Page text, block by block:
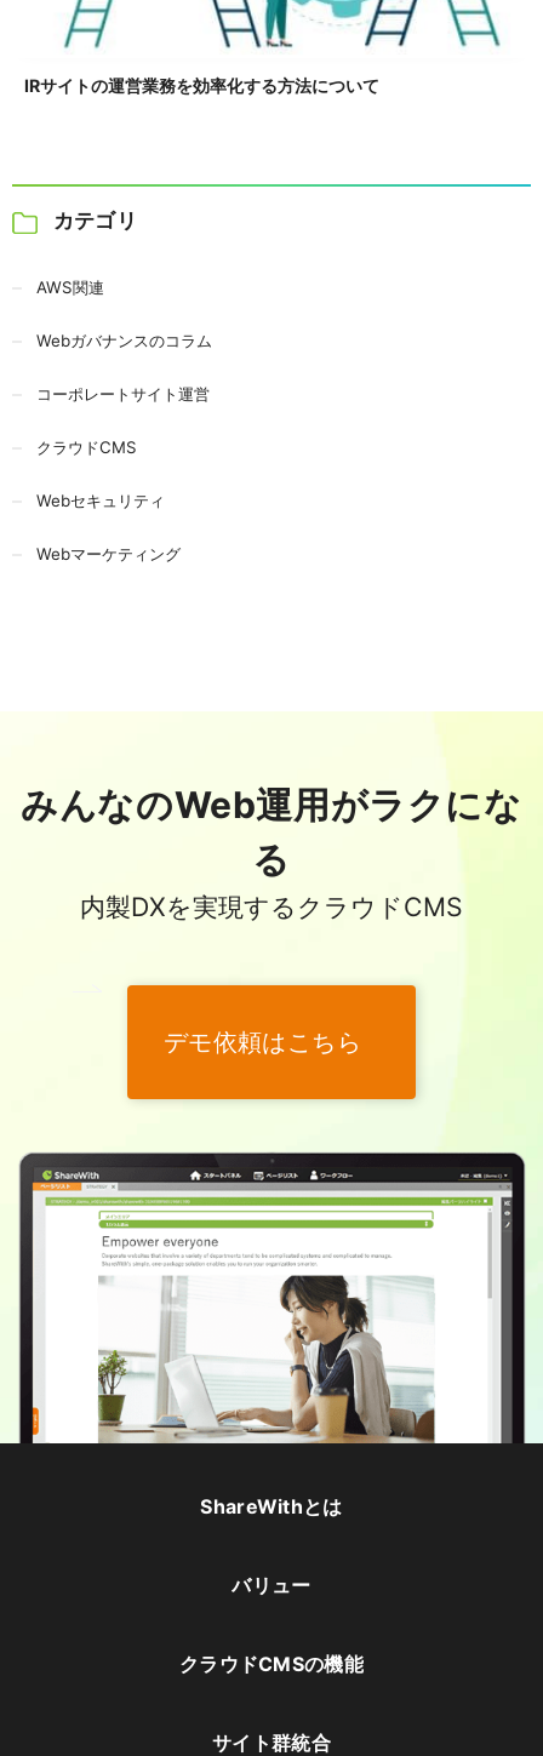
IRサイトの運営業務を効率化する方法について
カテゴリ
AWS関連
Webガバナンスのコラム
コーポレートサイト運営
クラウドCMS
Webセキュリティ
Webマーケティング
みんなのWeb運用がラクにな
る
内製DXを実現するクラウドCMS
デモ依頼はこちら
ShareWithとは
バリュー
クラウドCMSの機能
サイト群統合